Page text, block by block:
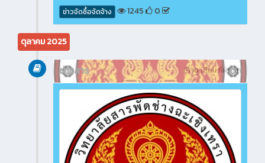
ข่าวจัดซื้อจัดจ้าง 1245 0
ตุลาคม 2025
10 เดือน ที่ผ่านมา
ข่าวสาร